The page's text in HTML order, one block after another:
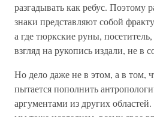
разгадывать как ребус. Поэтому
знаки представляют собой
а где тюркские руны,
взгляд на рукопись издали, не в
Но дело даже не в этом, а в том,
пытается пополнить
аргументами из других